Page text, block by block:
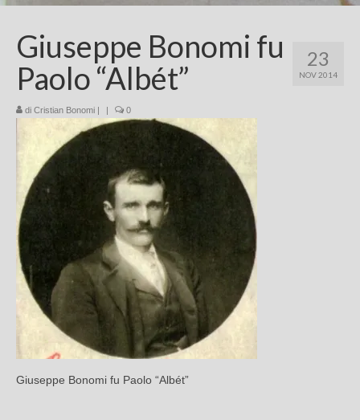
Genealogia
Aziende
Chi sono
FAQ
Contatti
23
NOV 2014
Giuseppe Bonomi fu
Paolo “Albét”
di Cristian Bonomi | | 0
Giuseppe Bonomi fu Paolo “Albét”